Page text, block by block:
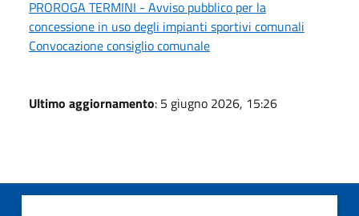
PROROGA TERMINI - Avviso pubblico per la
concessione in uso degli impianti sportivi comunali
Convocazione consiglio comunale
Ultimo aggiornamento: 5 giugno 2026, 15:26